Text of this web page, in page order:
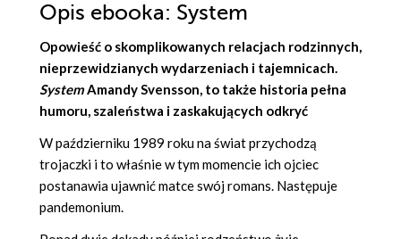
Opis ebooka: System
Opowieść o skomplikowanych relacjach rodzinnych,
nieprzewidzianych wydarzeniach i tajemnicach.
SystemAmandy Svensson, to także historia pełna
humoru, szaleństwa i zaskakujących odkryć
W październiku 1989 roku na świat przychodzą
trojaczki i to właśnie w tym momencie ich ojciec
postanawia ujawnić matce swój romans. Następuje
pandemonium.